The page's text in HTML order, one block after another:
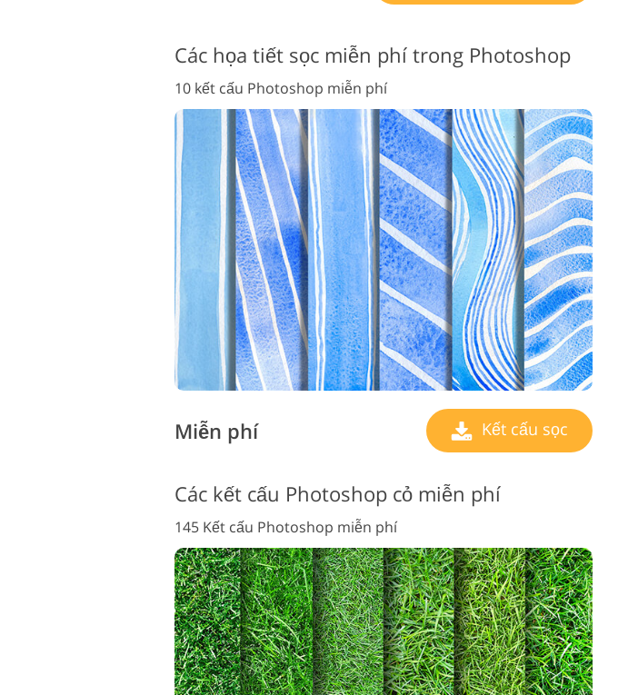
Các họa tiết sọc miễn phí trong Photoshop
10 kết cấu Photoshop miễn phí
Miễn phí Kết cấu sọc
Các kết cấu Photoshop cỏ miễn phí
145 Kết cấu Photoshop miễn phí